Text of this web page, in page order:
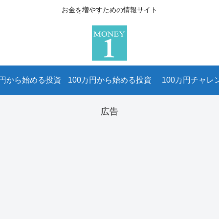
お金を増やすための情報サイト
から始める投資 100万円から始める投資 100万円チャレ
広告